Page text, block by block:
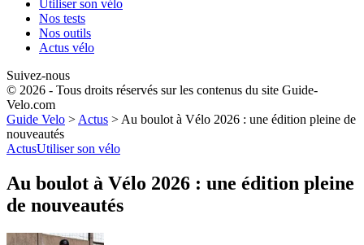
Utiliser son vélo
Nos tests
Nos outils
Actus vélo
Suivez-nous
© 2026 - Tous droits réservés sur les contenus du site Guide-
Velo.com
Guide Velo > Actus > Au boulot à Vélo 2026 : une édition pleine de
nouveautés
ActusUtiliser son vélo
Au boulot à Vélo 2026 : une édition pleine
de nouveautés